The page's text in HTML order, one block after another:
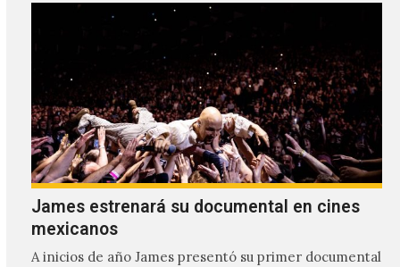
James estrenará su documental en cines
mexicanos
A inicios de año James presentó su primer documental